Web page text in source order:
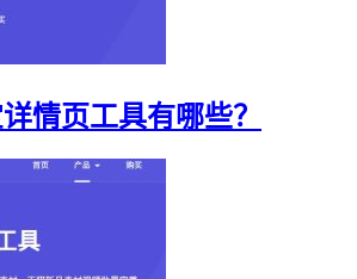
情页工具有哪些？